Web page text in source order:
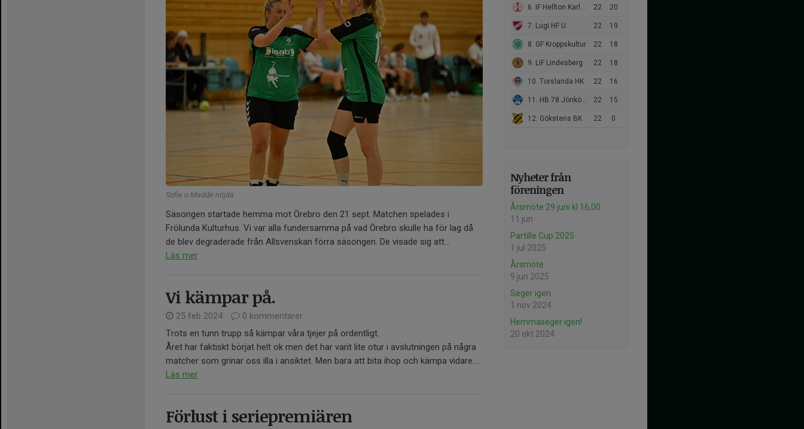
6. IF Hellton Karlstad 22 20
7. Lugi HF U 22 19
8. GF Kroppskultur 22 18
9. LIF Lindesberg 22 18
10. Torslanda HK 22 16
11. HB 78 Jönköping 22 15
12. Gökstens BK 22 0
Nyheter från
föreningen
Årsmöte 29 juni kl 16,00
11 jun
Partille Cup 2025
1 jul 2025
Årsmöte
9 jun 2025
Seger igen
1 nov 2024
Hemmaseger igen!
20 okt 2024
Sofie o Madde nöjda
Säsongen startade hemma mot Örebro den 21 sept. Matchen spelades i
Frölunda Kulturhus. Vi var alla fundersamma på vad Örebro skulle ha för lag då
de blev degraderade från Allsvenskan förra säsongen. De visade sig att...
Läs mer
Vi kämpar på.
25 feb 2024
0 kommentarer
Trots en tunn trupp så kämpar våra tjejer på ordentligt.
Året har faktiskt börjat helt ok men det har varit lite otur i avslutningen på några
matcher som grinar oss illa i ansiktet. Men bara att bita ihop och kämpa vidare....
Läs mer
Förlust i seriepremiären